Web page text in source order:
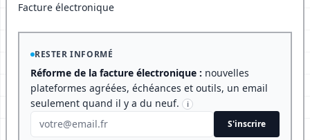
Facture électronique
RESTER INFORMÉ
Réforme de la facture électronique : nouvelles
plateformes agréées, échéances et outils, un email
seulement quand il y a du neuf.
i
S'inscrire